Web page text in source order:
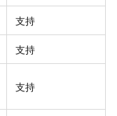
支持
支持
支持